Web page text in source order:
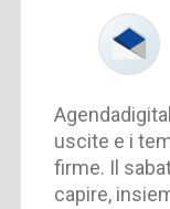
uscite e i
firme. Il
capire,